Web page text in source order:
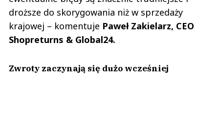
droższe do skorygowania niż w sprzedaży
krajowej – komentuje Paweł Zakielarz, CEO
Shopreturns & Global24.
Zwroty zaczynają się dużo wcześniej